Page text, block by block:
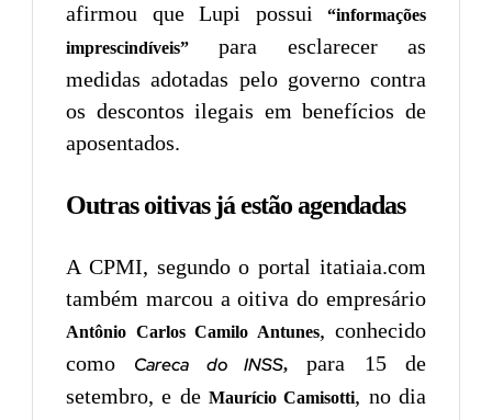
afirmou que Lupi possui
“informações
imprescindíveis”
para esclarecer as
medidas adotadas pelo governo contra
os descontos ilegais em benefícios de
aposentados.
Outras oitivas já estão agendadas
A CPMI, segundo o portal itatiaia.com
também marcou a oitiva do empresário
Antônio Carlos Camilo Antunes, conhecido
como Careca do INSS,
para 15 de
setembro, e de Maurício Camisotti, no dia